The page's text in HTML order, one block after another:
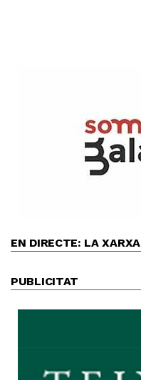
EN DIRECTE: LA XARXA
PUBLICITAT